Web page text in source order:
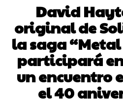
David
original de
la saga “Metal
participará
un encuentro
el 40